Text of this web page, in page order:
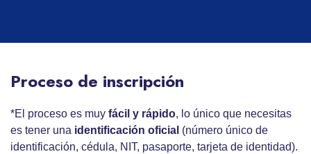
Proceso de inscripción
*El proceso es muy fácil y rápido, lo único que necesitas
es tener una identificación oficial (número único de
identificación, cédula, NIT, pasaporte, tarjeta de identidad).